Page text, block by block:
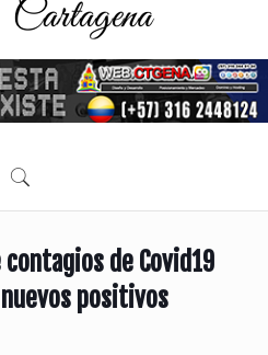
de Covid19
positivos